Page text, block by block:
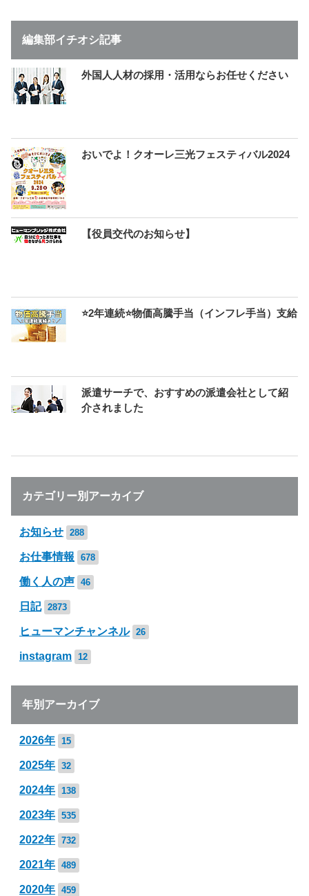
編集部イチオシ記事
外国人人材の採用・活用ならお任せください
おいでよ！クオーレ三光フェスティバル2024
【役員交代のお知らせ】
⭐2年連続⭐物価高騰手当（インフレ手当）支給
派遣サーチで、おすすめの派遣会社として紹
介されました
カテゴリー別アーカイブ
お知らせ 288
お仕事情報 678
働く人の声 46
日記 2873
ヒューマンチャンネル 26
instagram 12
年別アーカイブ
2026年 15
2025年 32
2024年 138
2023年 535
2022年 732
2021年 489
2020年 459